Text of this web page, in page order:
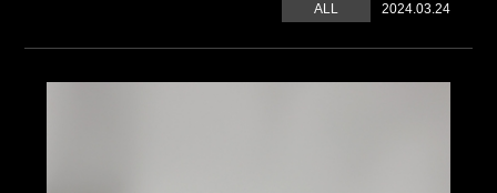
2024.03.24
ALL